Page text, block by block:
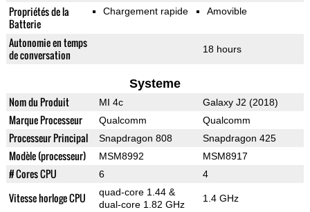
Propriétés de la
Batterie
Chargement rapide Amovible
Autonomie en temps
de conversation
18 hours
Systeme
Nom du Produit MI 4c Galaxy J2 (2018)
Marque Processeur Qualcomm Qualcomm
Processeur Principal Snapdragon 808 Snapdragon 425
Modèle (processeur) MSM8992 MSM8917
# Cores CPU 6 4
Vitesse horloge CPU
quad-core 1.44 &
dual-core 1.82 GHz
1.4 GHz